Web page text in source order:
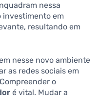
nessa
investimento em
resultando em
nesse novo ambiente
as redes sociais em
o
é vital. Mudar a